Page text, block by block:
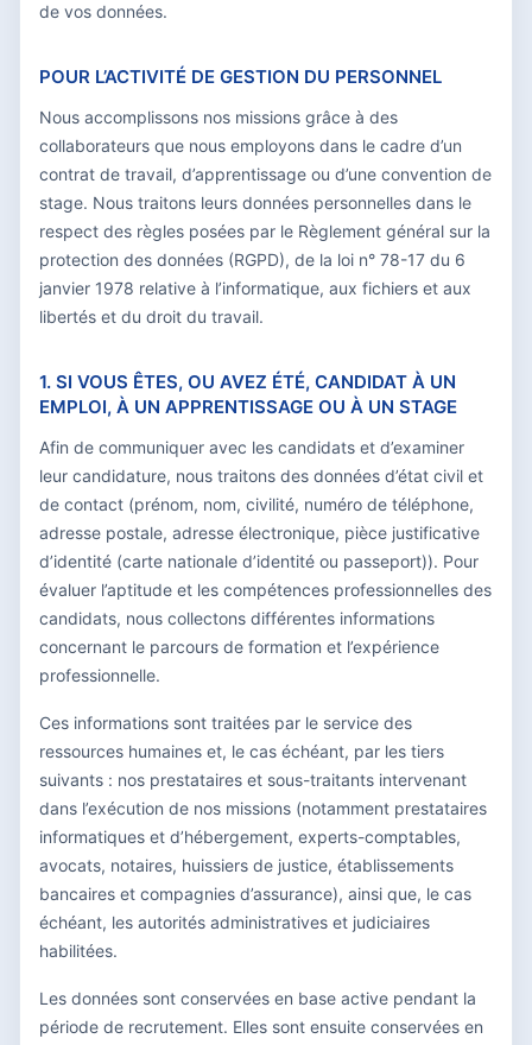
de vos données.
POUR L’ACTIVITÉ DE GESTION DU PERSONNEL
Nous accomplissons nos missions grâce à des
collaborateurs que nous employons dans le cadre d’un
contrat de travail, d’apprentissage ou d’une convention de
stage. Nous traitons leurs données personnelles dans le
respect des règles posées par le Règlement général sur la
protection des données (RGPD), de la loi n° 78-17 du 6
janvier 1978 relative à l’informatique, aux fichiers et aux
libertés et du droit du travail.
1. SI VOUS ÊTES, OU AVEZ ÉTÉ, CANDIDAT À UN
EMPLOI, À UN APPRENTISSAGE OU À UN STAGE
Afin de communiquer avec les candidats et d’examiner
leur candidature, nous traitons des données d’état civil et
de contact (prénom, nom, civilité, numéro de téléphone,
adresse postale, adresse électronique, pièce justificative
d’identité (carte nationale d’identité ou passeport)). Pour
évaluer l’aptitude et les compétences professionnelles des
candidats, nous collectons différentes informations
concernant le parcours de formation et l’expérience
professionnelle.
Ces informations sont traitées par le service des
ressources humaines et, le cas échéant, par les tiers
suivants : nos prestataires et sous-traitants intervenant
dans l’exécution de nos missions (notamment prestataires
informatiques et d’hébergement, experts-comptables,
avocats, notaires, huissiers de justice, établissements
bancaires et compagnies d’assurance), ainsi que, le cas
échéant, les autorités administratives et judiciaires
habilitées.
Les données sont conservées en base active pendant la
période de recrutement. Elles sont ensuite conservées en